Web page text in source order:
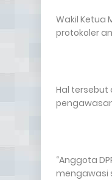
Wakil Ketua
protokoler
Hal tersebut
“Anggota
mengawasi